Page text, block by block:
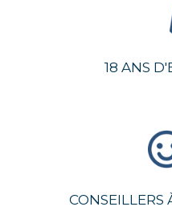
18 ANS
CONSEILLERS